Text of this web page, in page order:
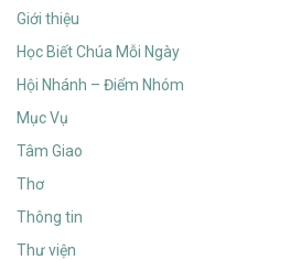
Giới thiệu
Học Biết Chúa Mỗi Ngày
Hội Nhánh – Điểm Nhóm
Mục Vụ
Tâm Giao
Thơ
Thông tin
Thư viện